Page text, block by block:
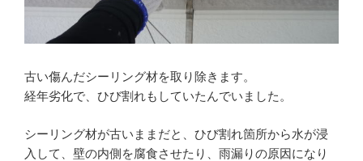
古い傷んだシーリング材を取り除きます。
経年劣化で、ひび割れもしていたんでいました。
シーリング材が古いままだと、ひび割れ箇所から水が浸
入して、壁の内側を腐食させたり、雨漏りの原因になり